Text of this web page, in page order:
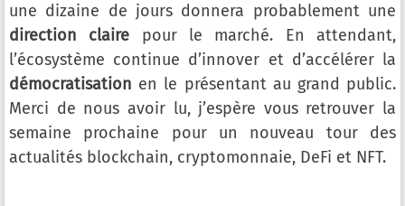
une dizaine de jours donnera probablement une
direction claire pour le marché. En attendant,
l’écosystème continue d’innover et d’accélérer la
démocratisation en le présentant au grand public.
Merci de nous avoir lu, j’espère vous retrouver la
semaine prochaine pour un nouveau tour des
actualités blockchain, cryptomonnaie, DeFi et NFT.